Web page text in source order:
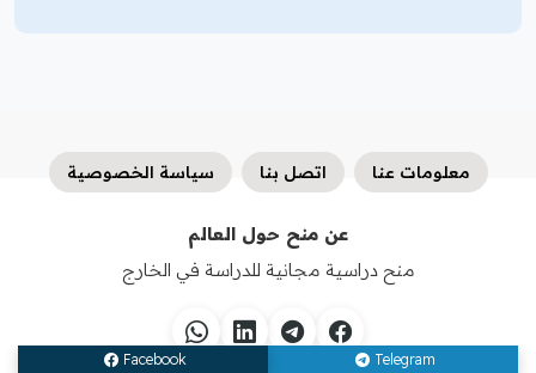
Telegram
Facebook
معلومات عنا اتصل بنا سياسة الخصوصية
عن منح حول العالم
منح دراسية مجانية للدراسة في الخارج